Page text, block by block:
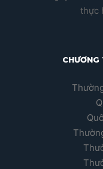
thực